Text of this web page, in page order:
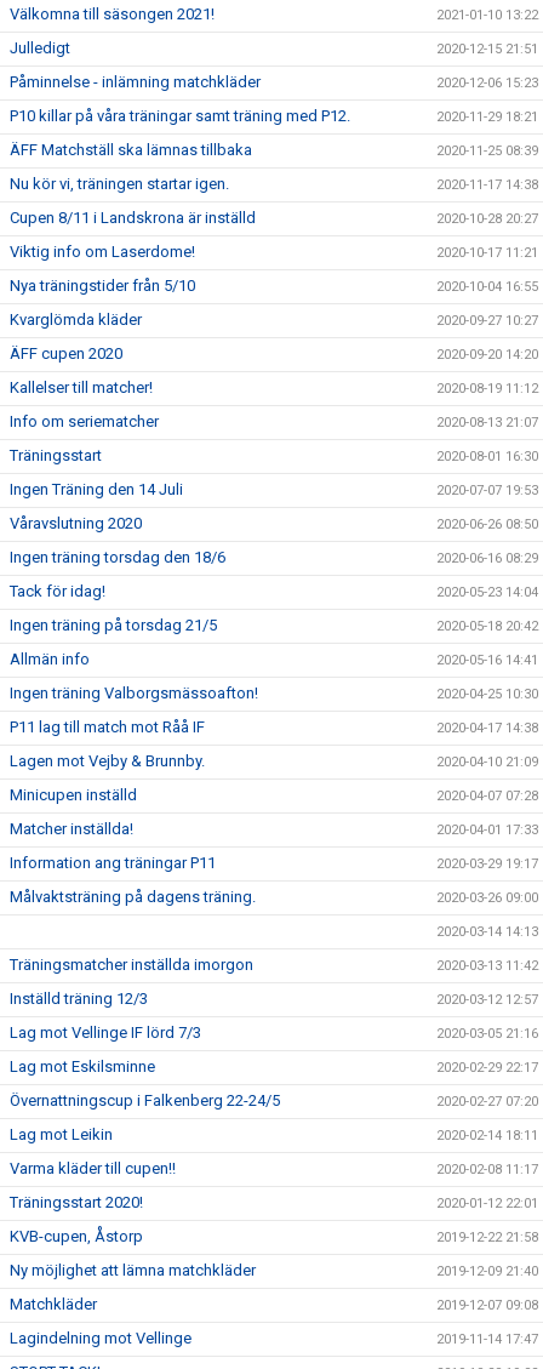
Välkomna till säsongen 2021! 2021-01-10 13:22
Julledigt 2020-12-15 21:51
Påminnelse - inlämning matchkläder 2020-12-06 15:23
P10 killar på våra träningar samt träning med P12. 2020-11-29 18:21
ÄFF Matchställ ska lämnas tillbaka 2020-11-25 08:39
Nu kör vi, träningen startar igen. 2020-11-17 14:38
Cupen 8/11 i Landskrona är inställd 2020-10-28 20:27
Viktig info om Laserdome! 2020-10-17 11:21
Nya träningstider från 5/10 2020-10-04 16:55
Kvarglömda kläder 2020-09-27 10:27
ÄFF cupen 2020 2020-09-20 14:20
Kallelser till matcher! 2020-08-19 11:12
Info om seriematcher 2020-08-13 21:07
Träningsstart 2020-08-01 16:30
Ingen Träning den 14 Juli 2020-07-07 19:53
Våravslutning 2020 2020-06-26 08:50
Ingen träning torsdag den 18/6 2020-06-16 08:29
Tack för idag! 2020-05-23 14:04
Ingen träning på torsdag 21/5 2020-05-18 20:42
Allmän info 2020-05-16 14:41
Ingen träning Valborgsmässoafton! 2020-04-25 10:30
P11 lag till match mot Råå IF 2020-04-17 14:38
Lagen mot Vejby & Brunnby. 2020-04-10 21:09
Minicupen inställd 2020-04-07 07:28
Matcher inställda! 2020-04-01 17:33
Information ang träningar P11 2020-03-29 19:17
Målvaktsträning på dagens träning. 2020-03-26 09:00
2020-03-14 14:13
Träningsmatcher inställda imorgon 2020-03-13 11:42
Inställd träning 12/3 2020-03-12 12:57
Lag mot Vellinge IF lörd 7/3 2020-03-05 21:16
Lag mot Eskilsminne 2020-02-29 22:17
Övernattningscup i Falkenberg 22-24/5 2020-02-27 07:20
Lag mot Leikin 2020-02-14 18:11
Varma kläder till cupen!! 2020-02-08 11:17
Träningsstart 2020! 2020-01-12 22:01
KVB-cupen, Åstorp 2019-12-22 21:58
Ny möjlighet att lämna matchkläder 2019-12-09 21:40
Matchkläder 2019-12-07 09:08
Lagindelning mot Vellinge 2019-11-14 17:47